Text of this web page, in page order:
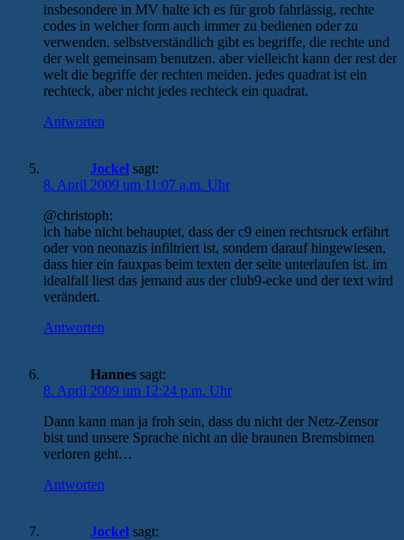
insbesondere in MV halte ich es für grob fahrlässig, rechte
codes in welcher form auch immer zu bedienen oder zu
verwenden. selbstverständlich gibt es begriffe, die rechte und
der welt gemeinsam benutzen. aber vielleicht kann der rest der
welt die begriffe der rechten meiden. jedes quadrat ist ein
rechteck, aber nicht jedes rechteck ein quadrat.
Antworten
Jockel sagt:
8. April 2009 um 11:07 a.m. Uhr
@christoph:
ich habe nicht behauptet, dass der c9 einen rechtsruck erfährt
oder von neonazis infiltriert ist, sondern darauf hingewiesen,
dass hier ein fauxpas beim texten der seite unterlaufen ist. im
idealfall liest das jemand aus der club9-ecke und der text wird
verändert.
Antworten
Hannes sagt:
8. April 2009 um 12:24 p.m. Uhr
Dann kann man ja froh sein, dass du nicht der Netz-Zensor
bist und unsere Sprache nicht an die braunen Bremsbirnen
verloren geht…
Antworten
Jockel sagt: